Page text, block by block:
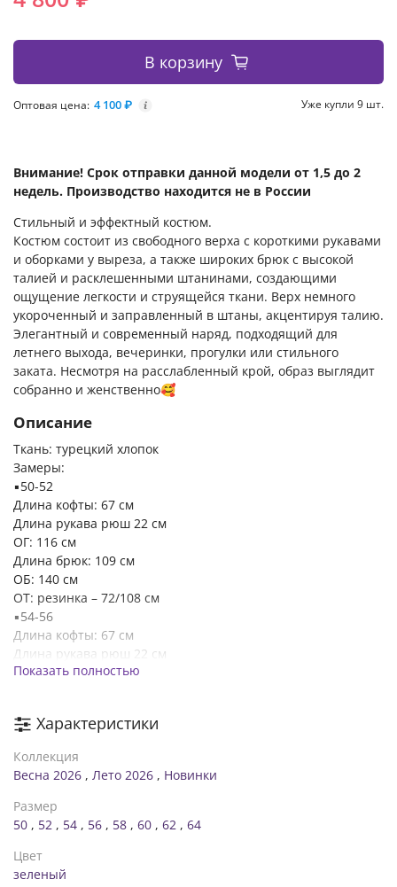
В корзину
Оптовая цена: 4 100 ₽ i Уже купли 9 шт.
Внимание! Срок отправки данной модели от 1,5 до 2
недель. Производство находится не в России
Стильный и эффектный костюм.
Костюм состоит из свободного верха с короткими рукавами
и оборками у выреза, а также широких брюк с высокой
талией и расклешенными штанинами, создающими
ощущение легкости и струящейся ткани. Верх немного
укороченный и заправленный в штаны, акцентируя талию.
Элегантный и современный наряд, подходящий для
летнего выхода, вечеринки, прогулки или стильного
заката. Несмотря на расслабленный крой, образ выглядит
собранно и женственно🥰
Описание
Ткань: турецкий хлопок
Замеры:
▪️50-52
Длина кофты: 67 см
Длина рукава рюш 22 см
ОГ: 116 см
Длина брюк: 109 см
ОБ: 140 см
ОТ: резинка – 72/108 см
▪️54-56
Длина кофты: 67 см
Длина рукава рюш 22 см
ОГ: 124 см
ОТ: резинка – 80/116 см
Длина кофты: 67 см
Длина рукава рюш 22 см
ОГ: 132 см
Длина брюк: 109 см
ОТ: резинка-98/124 см
▪️62-64
Показать полностью
Характеристики
Коллекция
Весна 2026 , Лето 2026 , Новинки
Размер
50 , 52 , 54 , 56 , 58 , 60 , 62 , 64
Цвет
зеленый